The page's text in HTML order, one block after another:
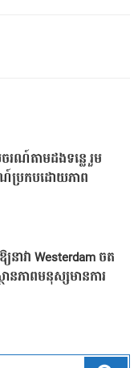
ណ៍តាមដងទន្លេ រួម
ណ៍ប្រកបដោយភាព
ាវា Westerdam ចត
ានភាពមនុស្សមានការ